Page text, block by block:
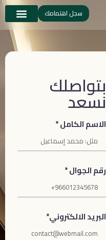
سجل اهتمامك
بتواصلك
نسعد
الاسم الكامل *
رقم الجوال *
البريد الالكتروني*